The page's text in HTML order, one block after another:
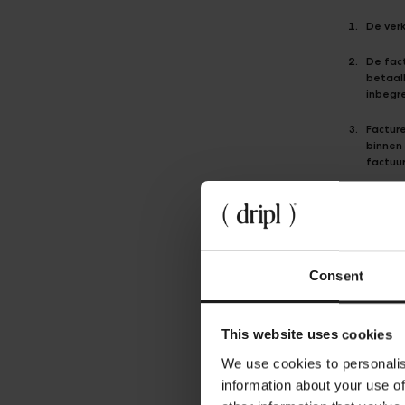
Consent
This website uses cookies
We use cookies to
information about your use
De
De
de